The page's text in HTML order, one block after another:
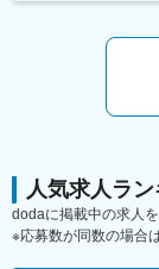
・経営幹
・リスク
・ROI分析
・経営層・
・グロー
■期待する
Business
す。
人気求人ラ
dodaに掲載中の求人
※応募数が同数の場合